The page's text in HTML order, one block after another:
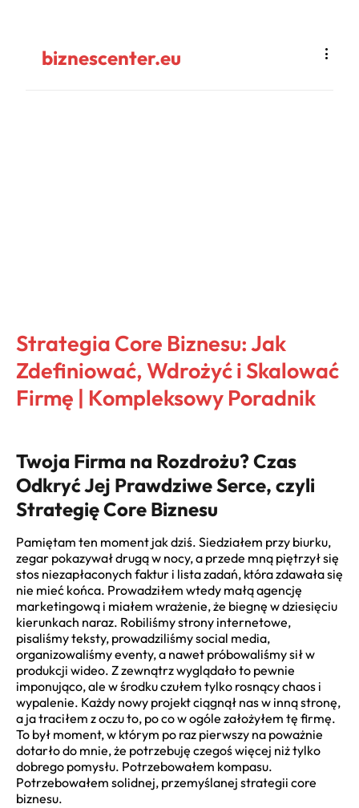
biznescenter.eu
Strategia Core Biznesu: Jak
Zdefiniować, Wdrożyć i Skalować
Firmę | Kompleksowy Poradnik
Twoja Firma na Rozdrożu? Czas
Odkryć Jej Prawdziwe Serce, czyli
Strategię Core Biznesu
Pamiętam ten moment jak dziś. Siedziałem przy biurku,
zegar pokazywał drugą w nocy, a przede mną piętrzył się
stos niezapłaconych faktur i lista zadań, która zdawała się
nie mieć końca. Prowadziłem wtedy małą agencję
marketingową i miałem wrażenie, że biegnę w dziesięciu
kierunkach naraz. Robiliśmy strony internetowe,
pisaliśmy teksty, prowadziliśmy social media,
organizowaliśmy eventy, a nawet próbowaliśmy sił w
produkcji wideo. Z zewnątrz wyglądało to pewnie
imponująco, ale w środku czułem tylko rosnący chaos i
wypalenie. Każdy nowy projekt ciągnął nas w inną stronę,
a ja traciłem z oczu to, po co w ogóle założyłem tę firmę.
To był moment, w którym po raz pierwszy na poważnie
dotarło do mnie, że potrzebuję czegoś więcej niż tylko
dobrego pomysłu. Potrzebowałem kompasu.
Potrzebowałem solidnej, przemyślanej strategii core
biznesu.